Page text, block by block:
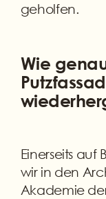
geholfen.
Wie
Einerseits auf
wir in den
Akademie